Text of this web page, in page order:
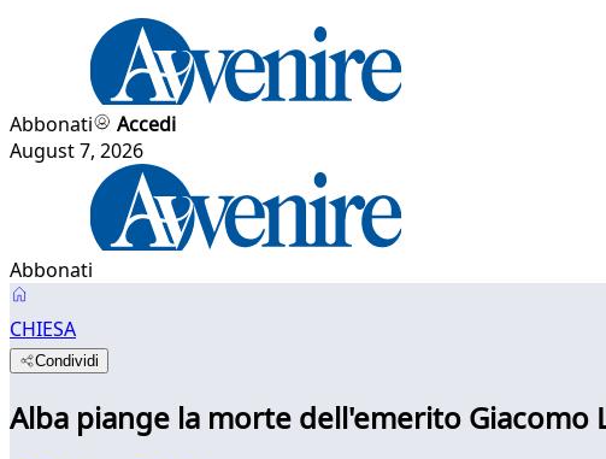
Abbonati
Accedi
August 7, 2026
Abbonati
CHIESA
Condividi
Alba piange la morte dell'emerito Giacomo